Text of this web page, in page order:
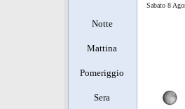
Notte
Mattina
Pomeriggio
Sera
Sabato 8